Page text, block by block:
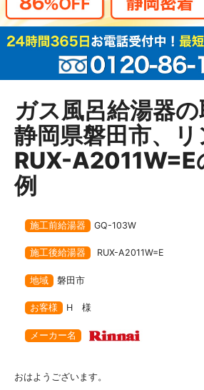
ガス風呂給湯器
静岡県磐田市、リ
RUX-A2011W=E
例
施工前給湯器 GQ-103W
施工後給湯器 RUX-A2011W=E
地域 磐田市
お客様 H 様
メーカー名
おはようございます。